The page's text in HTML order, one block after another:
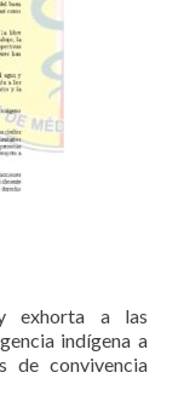
exhorta a las
indígena a
de convivencia